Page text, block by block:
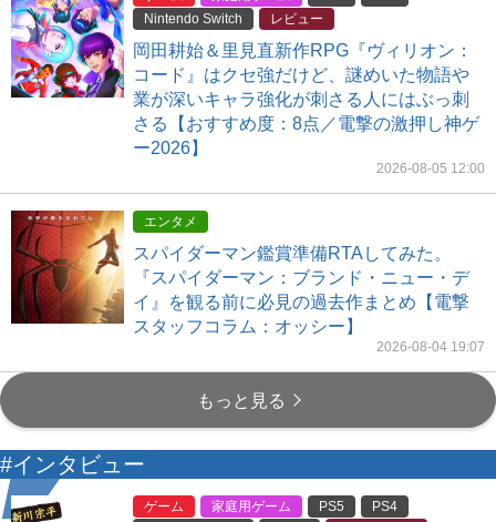
Nintendo Switch
レビュー
岡田耕始＆里見直新作RPG『ヴィリオン：
コード』はクセ強だけど、謎めいた物語や
業が深いキャラ強化が刺さる人にはぶっ刺
さる【おすすめ度：8点／電撃の激押し神ゲ
ー2026】
2026-08-05 12:00
エンタメ
スパイダーマン鑑賞準備RTAしてみた。
『スパイダーマン：ブランド・ニュー・デ
イ』を観る前に必見の過去作まとめ【電撃
スタッフコラム：オッシー】
2026-08-04 19:07
もっと見る
#インタビュー
ゲーム 家庭用ゲーム PS5
PS4